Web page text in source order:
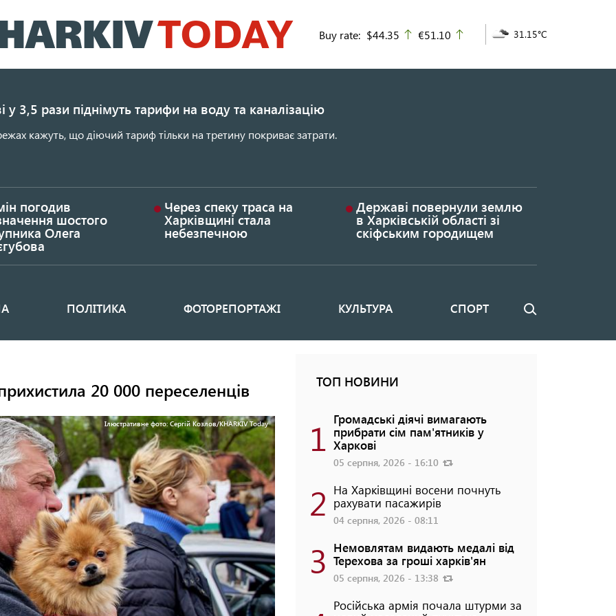
до
основного
Buy rate: $44.35 up
€51.10 31.15°C
у 3,5 рази піднімуть тарифи на воду та каналізацію
кажуть, що діючий тариф тільки на третину покриває затрати.
погодив
шостого
Олега
Через спеку траса на
Харківщині стала
небезпечною
Державі повернули землю
в Харківській області зі
скіфським городищем
ПОЛІТИКА ФОТОРЕПОРТАЖІ КУЛЬТУРА СПОРТ Пошук
20 000 переселенців
Ілюстративне фото: Сергій Козлов/KHARKIV Today
ТОП НОВИНИ
1 Громадські діячі вимагають
прибрати сім пам'ятників у
Харкові
05 серпня, 2026 - 16:10
2 На Харківщині восени почнуть
рахувати пасажирів
04 серпня, 2026 - 08:11
3 Немовлятам видають медалі від
Терехова за гроші харків'ян
05 серпня, 2026 - 13:38
Російська армія почала штурми за